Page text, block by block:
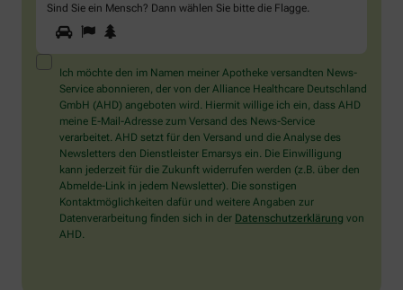
Sind Sie ein Mensch? Dann wählen Sie bitte die Flagge
Sie
ein
Mensch?
Dann
wählen
Sie
bitte
die
Flagge.
1 2
Ich möchte den im Namen meiner Apotheke versandten News-
Service abonnieren, der von der Alliance Healthcare Deutschland
GmbH (AHD) angeboten wird. Hiermit willige ich ein, dass AHD
meine E-Mail-Adresse zum Versand des News-Service
verarbeitet. AHD setzt für den Versand und die Analyse des
Newsletters den Dienstleister Emarsys ein. Die Einwilligung
kann jederzeit für die Zukunft widerrufen werden (z.B. über den
Abmelde-Link in jedem Newsletter). Die sonstigen
Kontaktmöglichkeiten dafür und weitere Angaben zur
Datenverarbeitung finden sich in der Datenschutzerklärung von
AHD.